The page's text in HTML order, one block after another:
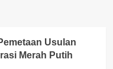
Usulan
Merah Putih